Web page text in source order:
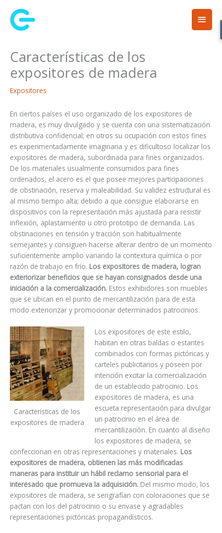
contenido
Características de los
expositores de madera
Expositores
En ciertos países el uso organizado de los expositores de
madera, es muy divulgado y se cuenta con una sistematización
distributiva confidencial; en otros su ocupación con estos fines
es experimentadamente imaginaria y es dificultoso localizar los
expositores de madera, subordinada para fines organizados.
De los materiales usualmente consumidos para fines
ordenados, el acero es el que posee mejores participaciones
de obstinación, reserva y maleabilidad. Su validez estructural es
al mismo tiempo alta; debido a que consigue elaborarse en
dispositivos con la representación más ajustada para resistir
inflexión, aplastamiento u otro prototipo de demanda. Las
obstinaciones en tensión y tracción son habitualmente
semejantes y consiguen hacerse alterar dentro de un momento
suficientemente amplio variando la contextura química o por
razón de trabajo en frío. Los expositores de madera, logran
exteriorizar beneficios que se hayan consignados desde una
iniciación a la comercialización. Estos exhibidores son muebles
que se ubican en el punto de mercantilización para de esta
modo exteriorizar y promocionar determinados patrocinios.
Características de los
expositores de madera
Los expositores de este estilo,
habitan en otras baldas o estantes
combinados con formas pictóricas y
carteles publicitarios y poseen por
intención excitar la comercialización
de un establecido patrocinio. Los
expositores de madera, es una
escueta representación para divulgar
un patrocinio en el área de
mercantilización. En cuanto al diseño
los expositores de madera, se
confeccionan en otras representaciones y materiales. Los
expositores de madera, obtienen las más modificadas
maneras para instituir un hábil reclamo sensorial para el
interesado que promueva la adquisición. Del mismo modo, los
expositores de madera, se serigrafían con coloraciones que se
pactan con los del patrocinio o su envase y agradables
representaciones pictóricas propagandísticos.